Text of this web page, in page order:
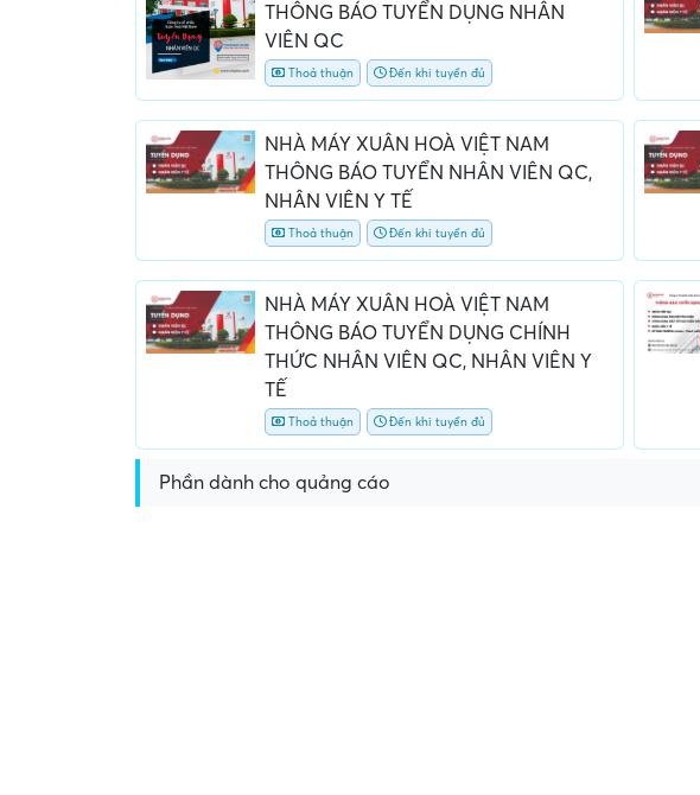
THÔNG BÁO TUYỂN DỤNG NHÂN
VIÊN QC
Thoả thuận Đến khi tuyển đủ
NHÀ MÁY XUÂN HOÀ VIỆT NAM
THÔNG BÁO TUYỂN NHÂN VIÊN QC,
NHÂN VIÊN Y TẾ
Thoả thuận Đến khi tuyển đủ
NHÀ MÁY XUÂN HOÀ VIỆT NAM
THÔNG BÁO TUYỂN DỤNG CHÍNH
THỨC NHÂN VIÊN QC, NHÂN VIÊN Y
TẾ
Thoả thuận Đến khi tuyển đủ
Phần dành cho quảng cáo